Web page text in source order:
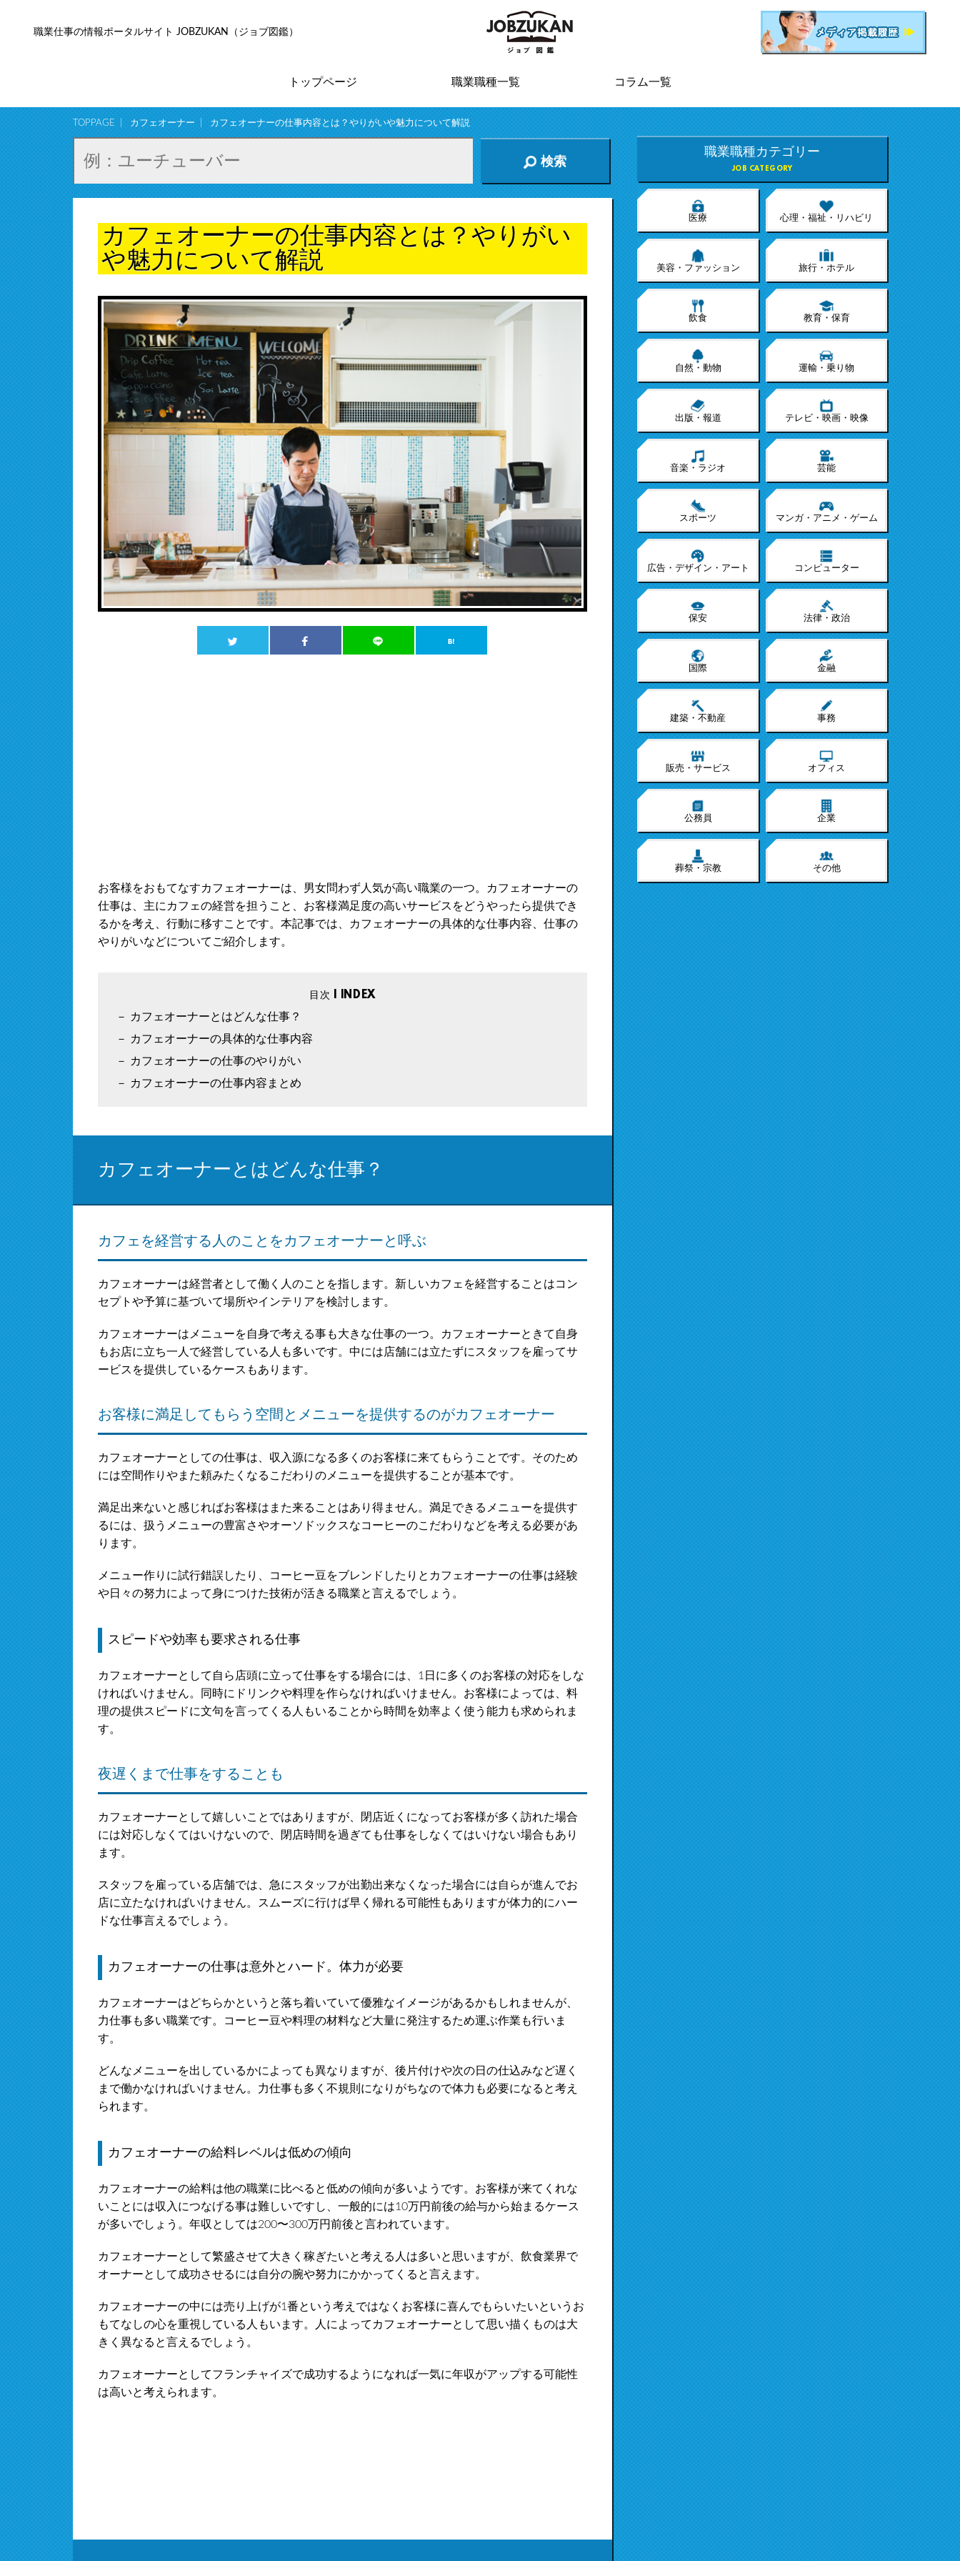
職業仕事の情報ポータルサイト JOBZUKAN（ジョブ図鑑）
トップページ 職業職種一覧 コラム一覧
TOPPAGE カフェオーナー カフェオーナーの仕事内容とは？やりがいや魅力について解説
検索
カフェオーナーの仕事内容とは？やりがい
や魅力について解説
お客様をおもてなすカフェオーナーは、男女問わず人気が高い職業の一つ。カフェオーナーの
仕事は、主にカフェの経営を担うこと、お客様満足度の高いサービスをどうやったら提供でき
るかを考え、行動に移すことです。本記事では、カフェオーナーの具体的な仕事内容、仕事の
やりがいなどについてご紹介します。
カフェオーナーとはどんな仕事？
カフェオーナーの具体的な仕事内容
カフェオーナーの仕事のやりがい
カフェオーナーの仕事内容まとめ
カフェオーナーとはどんな仕事？
カフェを経営する人のことをカフェオーナーと呼ぶ
カフェオーナーは経営者として働く人のことを指します。新しいカフェを経営することはコン
セプトや予算に基づいて場所やインテリアを検討します。
カフェオーナーはメニューを自身で考える事も大きな仕事の一つ。カフェオーナーときて自身
もお店に立ち一人で経営している人も多いです。中には店舗には立たずにスタッフを雇ってサ
ービスを提供しているケースもあります。
お客様に満足してもらう空間とメニューを提供するのがカフェオーナー
カフェオーナーとしての仕事は、収入源になる多くのお客様に来てもらうことです。そのため
には空間作りやまた頼みたくなるこだわりのメニューを提供することが基本です。
満足出来ないと感じればお客様はまた来ることはあり得ません。満足できるメニューを提供す
るには、扱うメニューの豊富さやオーソドックスなコーヒーのこだわりなどを考える必要があ
ります。
メニュー作りに試行錯誤したり、コーヒー豆をブレンドしたりとカフェオーナーの仕事は経験
や日々の努力によって身につけた技術が活きる職業と言えるでしょう。
スピードや効率も要求される仕事
カフェオーナーとして自ら店頭に立って仕事をする場合には、1日に多くのお客様の対応をしな
ければいけません。同時にドリンクや料理を作らなければいけません。お客様によっては、料
理の提供スピードに文句を言ってくる人もいることから時間を効率よく使う能力も求められま
す。
夜遅くまで仕事をすることも
カフェオーナーとして嬉しいことではありますが、閉店近くになってお客様が多く訪れた場合
には対応しなくてはいけないので、閉店時間を過ぎても仕事をしなくてはいけない場合もあり
ます。
スタッフを雇っている店舗では、急にスタッフが出勤出来なくなった場合には自らが進んでお
店に立たなければいけません。スムーズに行けば早く帰れる可能性もありますが体力的にハー
ドな仕事言えるでしょう。
カフェオーナーの仕事は意外とハード。体力が必要
カフェオーナーはどちらかというと落ち着いていて優雅なイメージがあるかもしれませんが、
力仕事も多い職業です。コーヒー豆や料理の材料など大量に発注するため運ぶ作業も行いま
す。
どんなメニューを出しているかによっても異なりますが、後片付けや次の日の仕込みなど遅く
まで働かなければいけません。力仕事も多く不規則になりがちなので体力も必要になると考え
られます。
カフェオーナーの給料レベルは低めの傾向
カフェオーナーの給料は他の職業に比べると低めの傾向が多いようです。お客様が来てくれな
いことには収入につなげる事は難しいですし、一般的には10万円前後の給与から始まるケース
が多いでしょう。年収としては200〜300万円前後と言われています。
カフェオーナーとして繁盛させて大きく稼ぎたいと考える人は多いと思いますが、飲食業界で
オーナーとして成功させるには自分の腕や努力にかかってくると言えます。
カフェオーナーの中には売り上げが1番という考えではなくお客様に喜んでもらいたいというお
もてなしの心を重視している人もいます。人によってカフェオーナーとして思い描くものは大
きく異なると言えるでしょう。
カフェオーナーとしてフランチャイズで成功するようになれば一気に年収がアップする可能性
は高いと考えられます。
職業職種カテゴリー
JOB CATEGORY
医療 心理・福祉・リハビリ
美容・ファッション 旅行・ホテル
飲食 教育・保育
自然・動物 運輸・乗り物
出版・報道 テレビ・映画・映像
音楽・ラジオ 芸能
スポーツ マンガ・アニメ・ゲーム
広告・デザイン・アート コンピューター
保安 法律・政治
国際 金融
建築・不動産 事務
販売・サービス オフィス
公務員 企業
葬祭・宗教 その他